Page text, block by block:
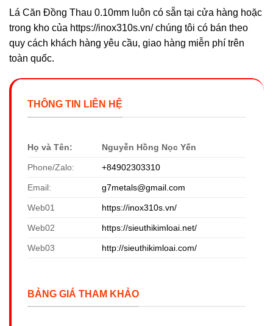
Lá Căn Đồng Thau 0.10mm luôn có sẵn tại cửa hàng hoặc
trong kho của https://inox310s.vn/ chúng tôi có bán theo
quy cách khách hàng yêu cầu, giao hàng miễn phí trên
toàn quốc.
THÔNG TIN LIÊN HỆ
Họ và Tên: Nguyễn Hồng Nọc Yến
Phone/Zalo: +84902303310
Email: g7metals@gmail.com
Web01 https://inox310s.vn/
Web02 https://sieuthikimloai.net/
Web03 http://sieuthikimloai.com/
BẢNG GIÁ THAM KHẢO